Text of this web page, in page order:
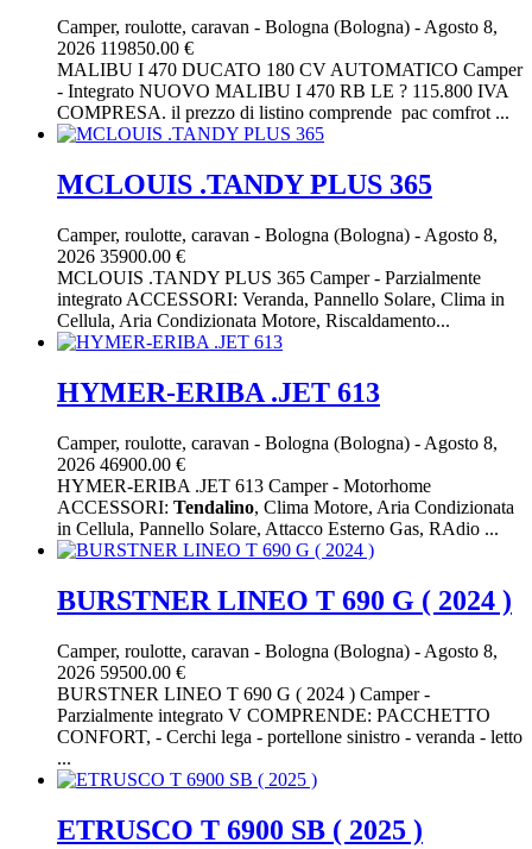
Camper, roulotte, caravan - Bologna (Bologna) - Agosto 8,
2026 119850.00 €
MALIBU I 470 DUCATO 180 CV AUTOMATICO Camper
- Integrato NUOVO MALIBU I 470 RB LE ? 115.800 IVA
COMPRESA. il prezzo di listino comprende pac comfrot ...
MCLOUIS .TANDY PLUS 365
Camper, roulotte, caravan - Bologna (Bologna) - Agosto 8,
2026 35900.00 €
MCLOUIS .TANDY PLUS 365 Camper - Parzialmente
integrato ACCESSORI: Veranda, Pannello Solare, Clima in
Cellula, Aria Condizionata Motore, Riscaldamento...
HYMER-ERIBA .JET 613
Camper, roulotte, caravan - Bologna (Bologna) - Agosto 8,
2026 46900.00 €
HYMER-ERIBA .JET 613 Camper - Motorhome
ACCESSORI: Tendalino, Clima Motore, Aria Condizionata
in Cellula, Pannello Solare, Attacco Esterno Gas, RAdio ...
BURSTNER LINEO T 690 G ( 2024 )
Camper, roulotte, caravan - Bologna (Bologna) - Agosto 8,
2026 59500.00 €
BURSTNER LINEO T 690 G ( 2024 ) Camper -
Parzialmente integrato V COMPRENDE: PACCHETTO
CONFORT, - Cerchi lega - portellone sinistro - veranda - letto
...
ETRUSCO T 6900 SB ( 2025 )